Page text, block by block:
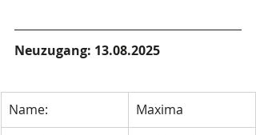
Neuzugang: 13.08.2025
Name:
Maxima